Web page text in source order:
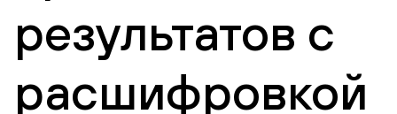
результатов с
расшифровкой